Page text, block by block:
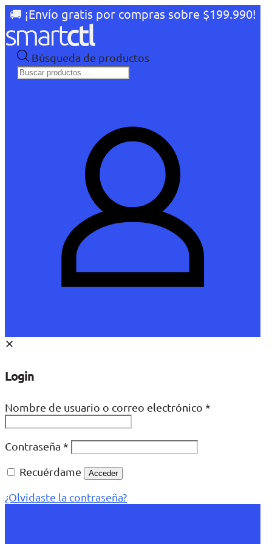
🚚 ¡Envío gratis por compras sobre $199.990!
Búsqueda de productos
✕
Login
Nombre de usuario o correo electrónico *
Contraseña *
Recuérdame
Acceder
¿Olvidaste la contraseña?